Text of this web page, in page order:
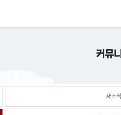
커뮤
새소식